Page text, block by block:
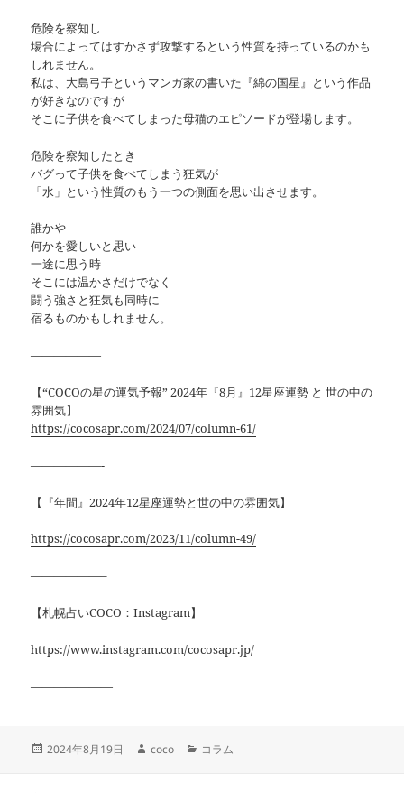
危険を察知し
場合によってはすかさず攻撃するという性質を持っているのかも
しれません。
私は、大島弓子というマンガ家の書いた『綿の国星』という作品
が好きなのですが
そこに子供を食べてしまった母猫のエピソードが登場します。
危険を察知したとき
バグって子供を食べてしまう狂気が
「水」という性質のもう一つの側面を思い出させます。
誰かや
何かを愛しいと思い
一途に思う時
そこには温かさだけでなく
闘う強さと狂気も同時に
宿るものかもしれません。
——————
【“COCOの星の運気予報” 2024年『8月』12星座運勢 と 世の中の
雰囲気】
https://cocosapr.com/2024/07/column-61/
——————-
【『年間』2024年12星座運勢と世の中の雰囲気】
https://cocosapr.com/2023/11/column-49/
——————–
【札幌占いCOCO：Instagram】
https://www.instagram.com/cocosapr.jp/
———————
投
2024年8月19日
作
coco
カ
コラム